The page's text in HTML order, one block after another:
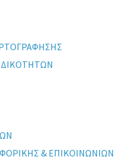
& ΕΠΙΚΟΙΝΩΝΙΩΝ